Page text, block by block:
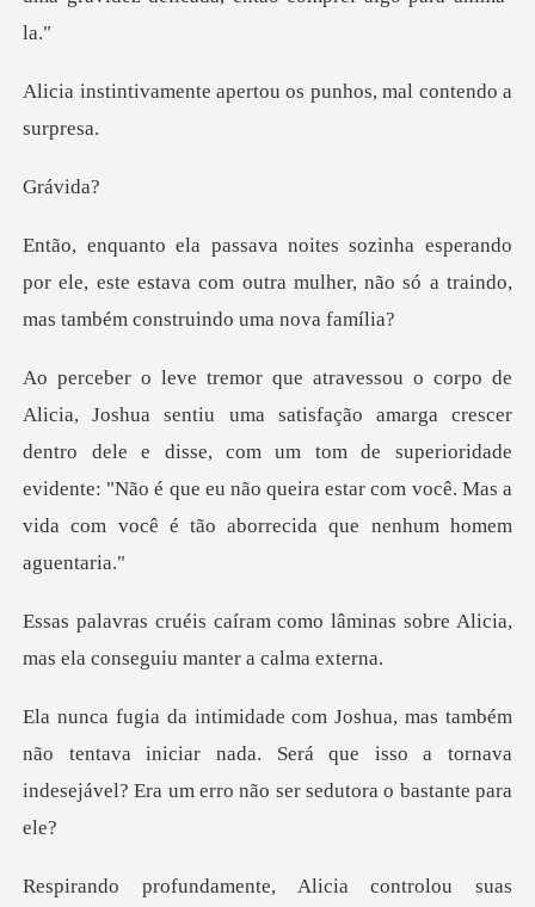
apertou os punhos, ma
vid
do
por ele, este estava com outra mulher, não só a
marga crescer
dentro dele e disse, com um tom de superioridade
evidente: "Não é que eu não
o lâminas sobre Alicia,
mas ela
o tentava iniciar nada. Será que isso a tornava
indesej